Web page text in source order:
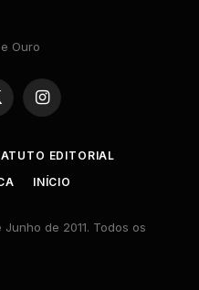
Instagram
EDITORIAL
INÍCIO
de 2011. Todos os